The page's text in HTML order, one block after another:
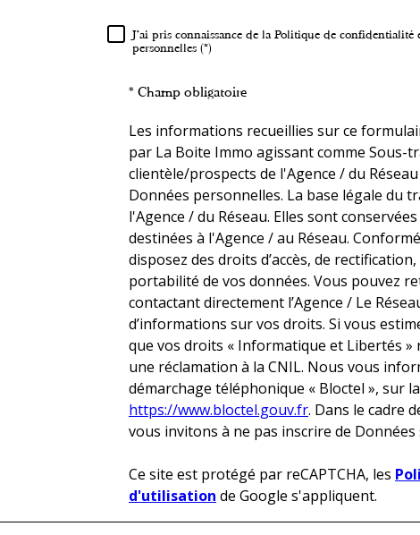
RÈGLEMENTATION
J'ai pris connaissance de la Politique de
personnelles (*)
* Champ obligatoire
Les informations recueillies sur ce
par La Boite Immo agissant comme
clientèle/prospects de l'Agence / du
Données personnelles. La base légale du
l'Agence / du Réseau. Elles sont
destinées à l'Agence / au Réseau.
disposez des droits d’accès, de
portabilité de vos données. Vous pouvez
contactant directement l’Agence / Le
d’informations sur vos droits. Si vous
que vos droits « Informatique et Libertés
une réclamation à la CNIL. Nous vous
démarchage téléphonique « Bloctel », sur
https://www.bloctel.gouv.fr. Dans le cadre
vous invitons à ne pas inscrire de
Ce site est protégé par reCAPTCHA, les
d'utilisation de Google s'appliquent.